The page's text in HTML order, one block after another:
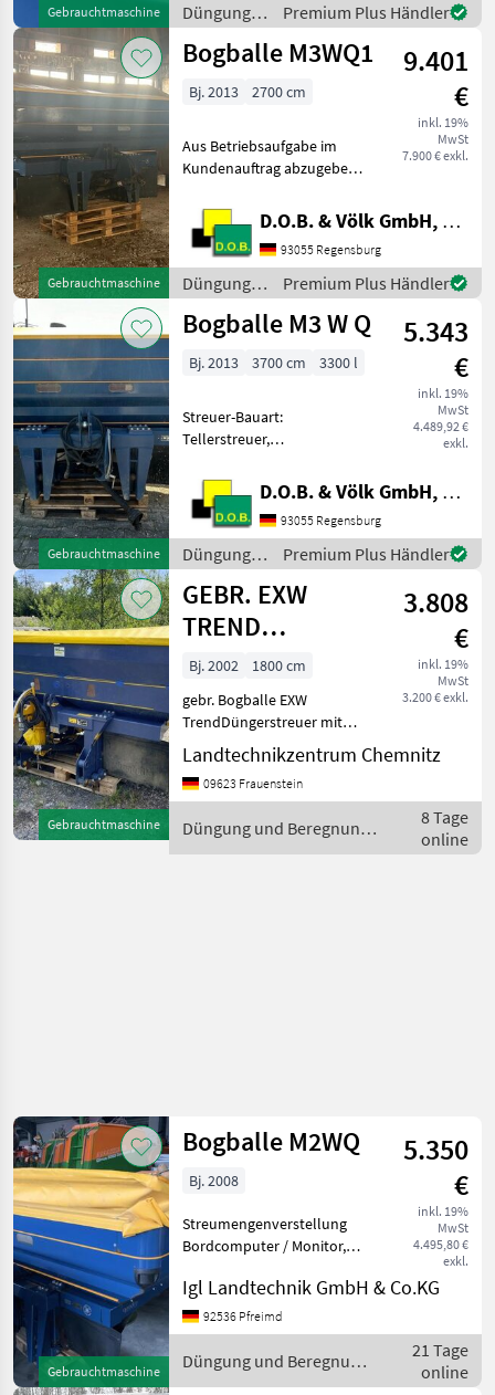
Gebrauchtmaschine
Düngung
und
Beregnung
Premium Plus Händler
Gebrauchtmaschine
Bogballe M3WQ1
9.401
€
inkl. 19%
MwSt
7.900 € exkl.
Bj. 2013 2700 cm
Aus Betriebsaufgabe im
Kundenauftrag abzugeben
weitere Informationen oder
einen Besichtigungstermin
gerne an! Wir sprechen
Deutsch! We speak
D.O.B. & Völk GmbH, Filiale Regensburg
93055 Regensburg
Düngung
und
Beregnung
Premium Plus Händler
Gebrauchtmaschine
Bogballe M3 W Q
5.343
€
inkl. 19%
MwSt
4.489,92 €
exkl.
Bj. 2013 3700 cm 3300 l
Streuer-Bauart:
Tellerstreuer,
Streumengenverstellung
Streuscheiben für die
Arbeitsbreite von 27-30
Meter verbaut inkl.
Bedienungsanleitung und
D.O.B. & Völk GmbH, Filiale Regensburg
93055 Regensburg
Düngung
und
Beregnung
/ Bogballe
Premium Plus Händler
Gebrauchtmaschine
GEBR. EXW
TREND
BOGBALLE
DÜNGE
3.808
€
inkl. 19%
MwSt
3.200 € exkl.
Bj. 2002
1800 cm
gebr. Bogballe EXW
TrendDüngerstreuer mit
mechanischem Antrieb
WiegeeinrichtungFüllmenge
ca. 2.200 Liter18 Meter
Bedienteil, Gelenkwelle,
Dokument
Landtechnikzentrum Chemnitz
09623 Frauenstein
Düngung und Beregnung
/ Bogballe
8 Tage
online
Gebrauchtmaschine
Bogballe M2WQ
5.350
€
inkl. 19%
MwSt
4.495,80 €
exkl.
Bj. 2008
Streumengenverstellung
Bordcomputer / Monitor,
Leistungsmonitor,
Mechanisch,
Bedienterminal, Plane,
Wiegeeinrichtung, ISOBUS,
Igl Landtechnik GmbH & Co.KG
92536 Pfreimd
Düngung und Beregnung
/ Bogballe
21 Tage
online